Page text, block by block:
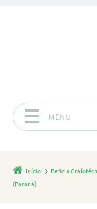
MENU
Início Perícia
(Paraná)